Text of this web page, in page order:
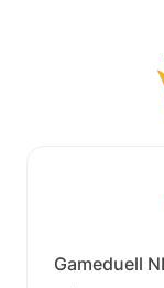
Gameduell